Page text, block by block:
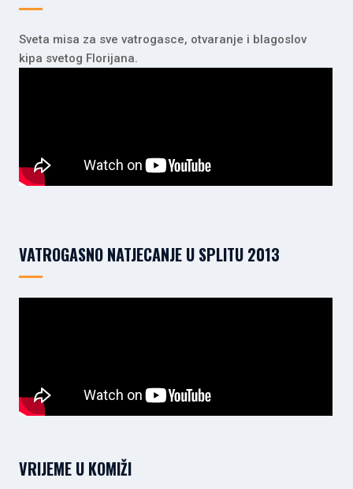
Sveta misa za sve vatrogasce, otvaranje i blagoslov
kipa svetog Florijana.
VATROGASNO NATJECANJE U SPLITU 2013
VRIJEME U KOMIŽI